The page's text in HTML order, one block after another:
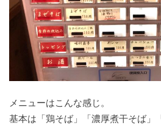
メニューはこんな感じ。
基本は「鶏そば」「濃厚煮干そば」